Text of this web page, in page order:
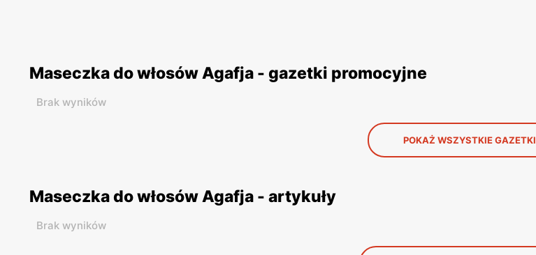
Maseczka do włosów Agafja - gazetki promocyjne
Brak wyników
POKAŻ WSZYSTKIE GAZETKI
Maseczka do włosów Agafja - artykuły
Brak wyników